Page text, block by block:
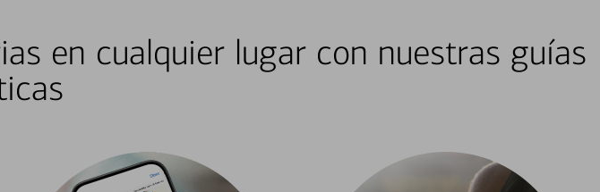
en cualquier lugar con nuestras guías